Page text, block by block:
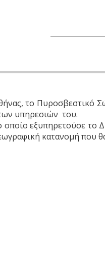
το Πυροσβεστικό
υπηρεσιών του.
οποίο εξυπηρετούσε το
κατανομή που